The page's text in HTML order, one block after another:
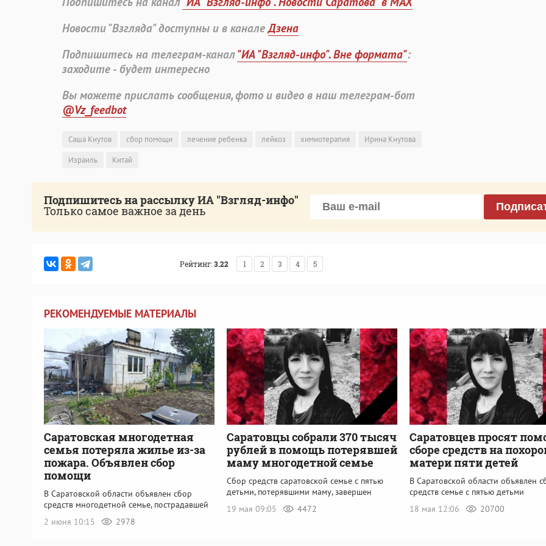
Новости "Взгляда" доступны и в каналеДзена
Подпишитесь на телеграм-канал"ИА "Взгляд-инфо". Вне формата":
заходите - будет интересно
Вы можете прислать сообщения, фото и видео в наш телеграм-бот
@Vz_feedbot
Саша Кнутов сбор помощи лечение ребенка лейкоз химиотерапия
Ирина Кнутова
Израиль
Китай
Подпишитесь на рассылку ИА "Взгляд-инфо"
Только самое важное за день
Рейтинг:3.22 1 2 3 4 5
РЕКОМЕНДУЕМЫЕ МАТЕРИАЛЫ
Саратовская многодетная
семья потеряла жилье из-за
пожара. Объявлен сбор
помощи
В Саратовской области объявлен сбор
средств многодетной семье, пострадавшей
2 июня 10:15
2978
Саратовцы собрали 370 тысяч
рублей в помощь потерявшей
маму многодетной семье
Сбор средств саратовской семье с пятью
детьми, потерявшими маму, завершен
19 мая 09:05
4472
Саратовцев просят
сборе средств на
матери пяти детей
В Саратовской области объявлен
средств семье с пятью детьми
18 мая 12:06
20700